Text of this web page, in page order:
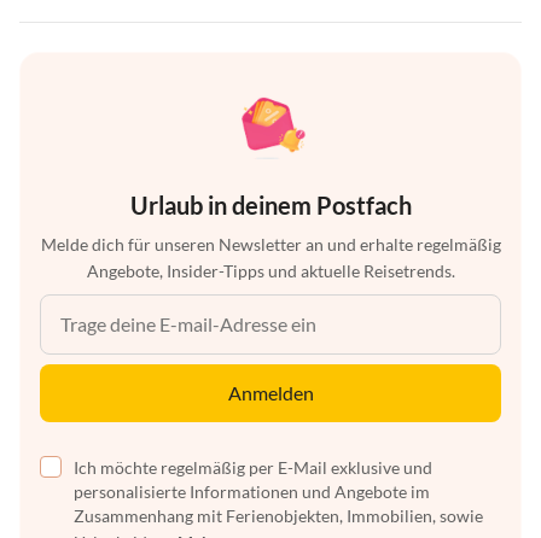
Urlaub in deinem Postfach
Melde dich für unseren Newsletter an und erhalte regelmäßig
Angebote, Insider-Tipps und aktuelle Reisetrends.
Anmelden
Ich möchte regelmäßig per E-Mail exklusive und
personalisierte Informationen und Angebote im
Zusammenhang mit Ferienobjekten, Immobilien, sowie